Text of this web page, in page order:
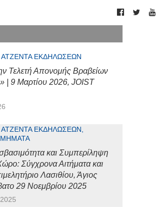
ΑΤΖΈΝΤΑ ΕΚΔΗΛΏΣΕΩΝ
Τελετή Απονομής Βραβείων
| 9 Μαρτίου 2026, JOIST
ΑΤΖΈΝΤΑ ΕΚΔΗΛΏΣΕΩΝ,
και Συμπερίληψη
Σύγχρονα Αιτήματα και
Λασιθίου, Άγιος
29 Νοεμβρίου 2025